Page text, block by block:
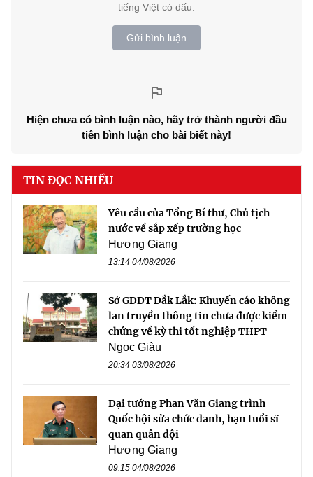
tiếng Việt có dấu.
Gửi bình luận
Hiện chưa có bình luận nào, hãy trở thành người đầu
tiên bình luận cho bài biết này!
TIN ĐỌC NHIỀU
Yêu cầu của Tổng Bí thư, Chủ tịch
nước về sắp xếp trường học
Hương Giang
13:14 04/08/2026
Sở GDĐT Đắk Lắk: Khuyến cáo không
lan truyền thông tin chưa được kiểm
chứng về kỳ thi tốt nghiệp THPT
Ngọc Giàu
20:34 03/08/2026
Đại tướng Phan Văn Giang trình
Quốc hội sửa chức danh, hạn tuổi sĩ
quan quân đội
Hương Giang
09:15 04/08/2026